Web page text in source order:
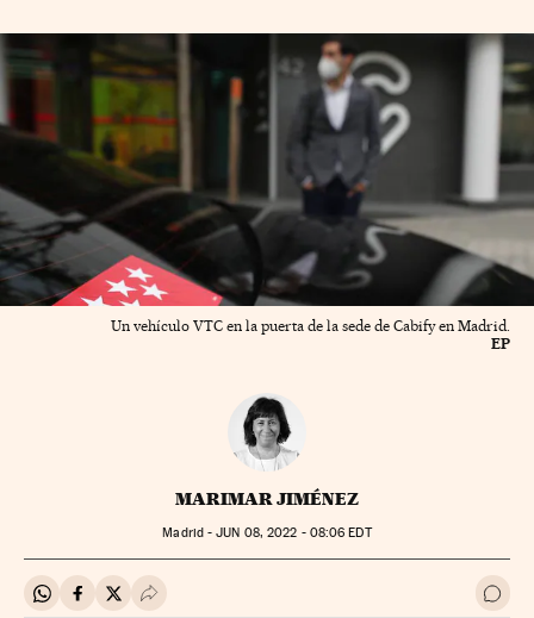
Un vehículo VTC en la puerta de la sede de Cabify en Madrid.
EP
MARIMAR JIMÉNEZ
Madrid -JUN 08, 2022 - 08:06 EDT
Compartir en Whatsapp
Compartir en Facebook
Compartir en Twitter
Desplegar Redes Sociales Ir a